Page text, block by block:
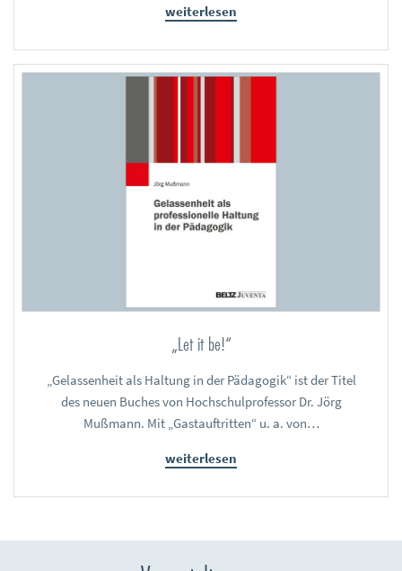
weiterlesen
„Let it be!“
„Gelassenheit als Haltung in der Pädagogik“ ist der Titel
des neuen Buches von Hochschulprofessor Dr. Jörg
Mußmann. Mit „Gastauftritten“ u. a. von…
weiterlesen